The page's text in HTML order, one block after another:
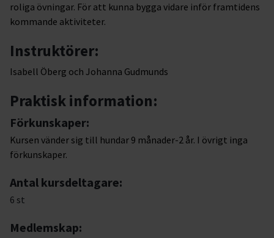
roliga övningar. För att kunna bygga vidare inför framtidens
kommande aktiviteter.
Instruktörer:
Isabell Öberg och Johanna Gudmunds
Praktisk information:
Förkunskaper:
Kursen vänder sig till hundar 9 månader-2 år. I övrigt inga
förkunskaper.
Antal kursdeltagare:
6 st
Medlemskap: